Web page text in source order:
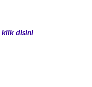
klik disini